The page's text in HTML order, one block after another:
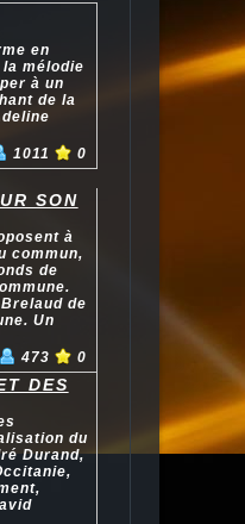
en
mélodie
à un
de la
1011
0
SON
à
commun,
de
de
Un
473
0
DES
du
Durand,